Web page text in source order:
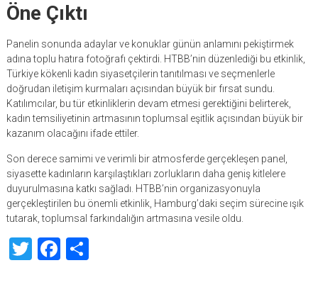
Öne Çıktı
Panelin sonunda adaylar ve konuklar günün anlamını pekiştirmek
adına toplu hatıra fotoğrafı çektirdi. HTBB’nin düzenlediği bu etkinlik,
Türkiye kökenli kadın siyasetçilerin tanıtılması ve seçmenlerle
doğrudan iletişim kurmaları açısından büyük bir fırsat sundu.
Katılımcılar, bu tür etkinliklerin devam etmesi gerektiğini belirterek,
kadın temsiliyetinin artmasının toplumsal eşitlik açısından büyük bir
kazanım olacağını ifade ettiler.
Son derece samimi ve verimli bir atmosferde gerçekleşen panel,
siyasette kadınların karşılaştıkları zorlukların daha geniş kitlelere
duyurulmasına katkı sağladı. HTBB’nin organizasyonuyla
gerçekleştirilen bu önemli etkinlik, Hamburg’daki seçim sürecine ışık
tutarak, toplumsal farkındalığın artmasına vesile oldu.
TwitterFacebook
Share